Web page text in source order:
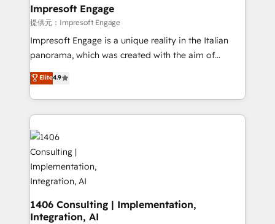
of HubSpot's most important customers to generate
value from the platform in the long term. 🤖 We have
worked 400+ HubSpot customers across industries
but specialise in the more complex projects where
represent key aspects of the project's success.
Impresoft Engage
提供元：Impresoft Engage
Impresoft Engage is a unique reality in the Italian
panorama, which was created with the aim of
putting Customer Experience at the center by
creating digital environments capable of integrating
people, processes and data. We offer the best
digital solutions on the market, ranging from CRM
processes and technologies to digital strategy, from
marketing automation to online and offline sales
processes through Customer Service Management,
allowing companies to optimize processes and meet
the needs of the customer. We are part of Impresoft
Group, a group of specialized and complementary
companies that divide their offer into 4
Elite4.9
1406 Consulting | Implementation,
Integration, AI